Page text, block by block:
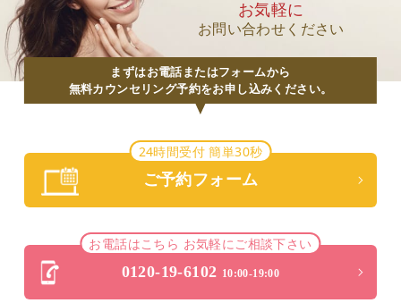
お気軽に
お問い合わせください
まずはお電話またはフォームから
無料カウンセリング予約をお申し込みください。
24時間受付 簡単30秒
ご予約フォーム
お電話はこちら お気軽にご相談下さい
0120-19-6102 10:00-19:00